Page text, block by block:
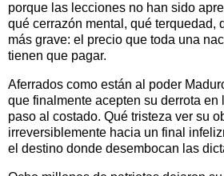
porque las lecciones no han sido
qué cerrazón mental, qué terquedad,
más grave: el precio que toda una
tienen que pagar.
Aferrados como están al poder
que finalmente acepten su derrota en
paso al costado. Qué tristeza ver su
irreversiblemente hacia un final
el destino donde desembocan las